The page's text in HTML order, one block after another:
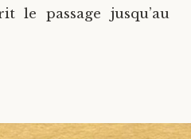
le passage jusqu’au